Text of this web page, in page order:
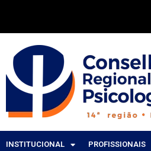
INSTITUCIONAL PROFISSIONAIS